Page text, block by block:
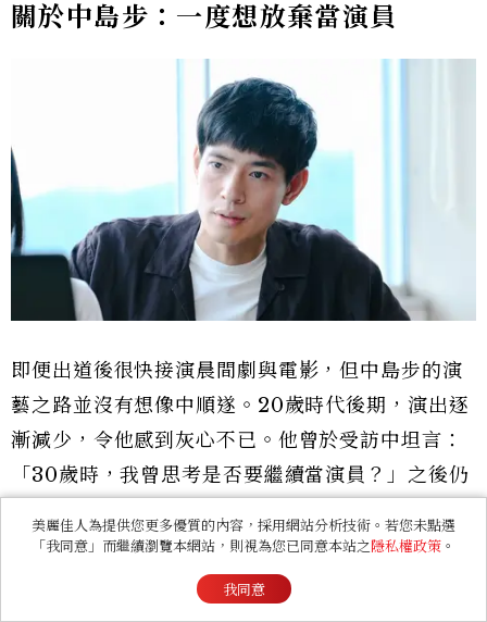
關於中島步：一度想放棄當演員
即便出道後很快接演晨間劇與電影，但中島步的演
藝之路並沒有想像中順遂。20歲時代後期，演出逐
漸減少，令他感到灰心不已。他曾於受訪中坦言：
「30歲時，我曾思考是否要繼續當演員？」之後仍
穩定工作的念頭。
關於中島步：《地獄占星師》關鍵人
美麗佳人為提供您更多優質的內容，採用網站分析技術。若您未點選
「我同意」而繼續瀏覽本網站，則視為您已同意本站之隱私權政策 。
我同意